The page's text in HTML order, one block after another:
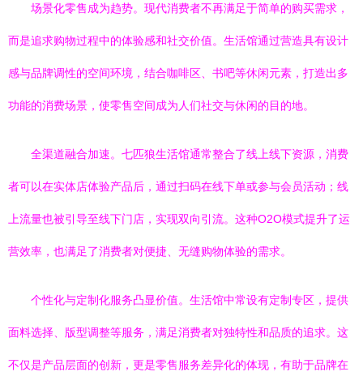
场景化零售成为趋势。现代消费者不再满足于简单的购买需求，
而是追求购物过程中的体验感和社交价值。生活馆通过营造具有设计
感与品牌调性的空间环境，结合咖啡区、书吧等休闲元素，打造出多
功能的消费场景，使零售空间成为人们社交与休闲的目的地。
全渠道融合加速。七匹狼生活馆通常整合了线上线下资源，消费
者可以在实体店体验产品后，通过扫码在线下单或参与会员活动；线
上流量也被引导至线下门店，实现双向引流。这种O2O模式提升了运
营效率，也满足了消费者对便捷、无缝购物体验的需求。
个性化与定制化服务凸显价值。生活馆中常设有定制专区，提供
面料选择、版型调整等服务，满足消费者对独特性和品质的追求。这
不仅是产品层面的创新，更是零售服务差异化的体现，有助于品牌在